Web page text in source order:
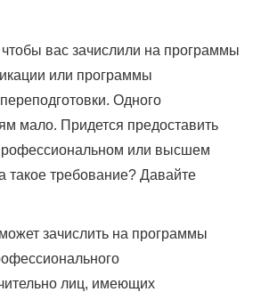
вас зачислили на программы
или программы
Одного
мало. Придется предоставить
или высшем
такое требование? Давайте
зачислить на программы
лиц, имеющих